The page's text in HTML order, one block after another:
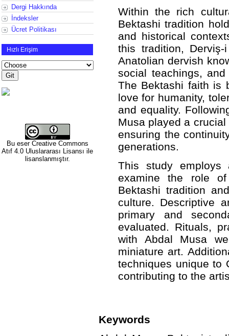
Dergi Hakkında
İndeksler
Ücret Politikası
Hızlı Erişim
Bu eser Creative Commons
Atıf 4.0 Uluslararası Lisansı ile
lisanslanmıştır.
Within the rich
Bektashi tradition
and historical
this tradition,
Anatolian dervish
social teachings,
The Bektashi faith is
love for humanity,
and equality.
Musa played a
ensuring the
generations.
This study employs
examine the role
Bektashi tradition
culture. Descriptive
primary and
evaluated. Rituals,
with Abdal Musa
miniature art.
techniques unique to
contributing to the
Keywords